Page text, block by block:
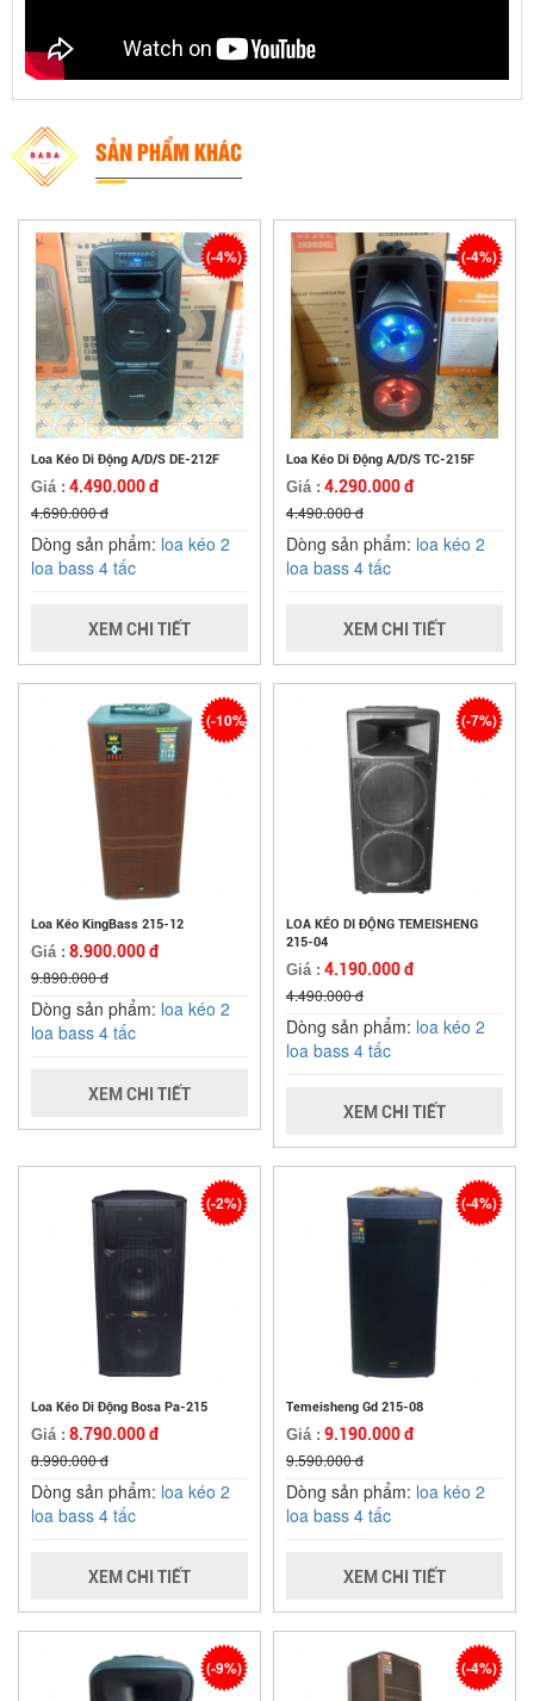
SẢN PHẨM KHÁC
Loa Kéo Di Động A/D/S DE-212F
Giá : 4.490.000 đ
4.690.000 đ
(-4%)
Dòng sản phẩm: loa kéo 2
loa bass 4 tấc
XEM CHI TIẾT
Loa Kéo Di Động A/D/S TC-215F
Giá : 4.290.000 đ
4.490.000 đ
(-4%)
Dòng sản phẩm: loa kéo 2
loa bass 4 tấc
XEM CHI TIẾT
Loa Kéo KingBass 215-12
Giá : 8.900.000 đ
9.890.000 đ
(-10%)
Dòng sản phẩm: loa kéo 2
loa bass 4 tấc
XEM CHI TIẾT
LOA KÉO DI ĐỘNG TEMEISHENG
215-04
Giá : 4.190.000 đ
4.490.000 đ
(-7%)
Dòng sản phẩm: loa kéo 2
loa bass 4 tấc
XEM CHI TIẾT
Loa Kéo Di Động Bosa Pa-215
Giá : 8.790.000 đ
8.990.000 đ
(-2%)
Dòng sản phẩm: loa kéo 2
loa bass 4 tấc
XEM CHI TIẾT
Temeisheng Gd 215-08
Giá : 9.190.000 đ
9.590.000 đ
(-4%)
Dòng sản phẩm: loa kéo 2
loa bass 4 tấc
XEM CHI TIẾT
(-9%) (-4%)